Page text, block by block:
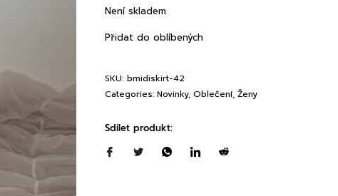
Není skladem
Přidat do oblíbených
SKU: bmidiskirt-42
Categories: Novinky, Oblečení, Ženy
Sdílet produkt: